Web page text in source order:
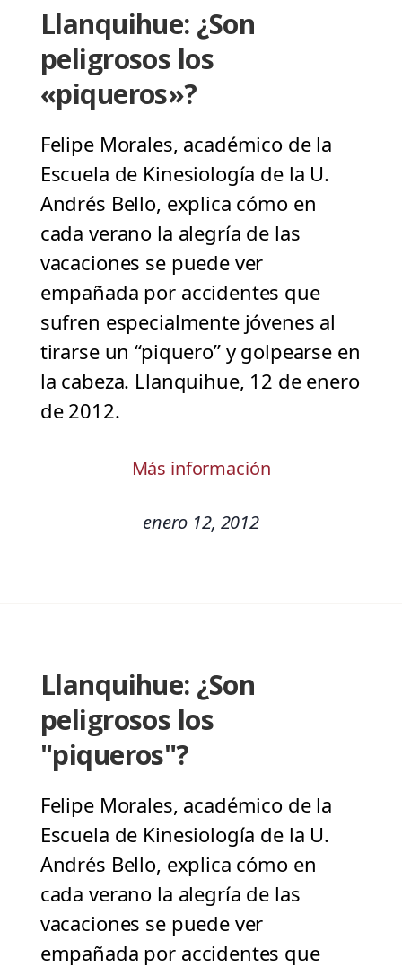
Llanquihue: ¿Son
peligrosos los
«piqueros»?
Felipe Morales, académico de la
Escuela de Kinesiología de la U.
Andrés Bello, explica cómo en
cada verano la alegría de las
vacaciones se puede ver
empañada por accidentes que
sufren especialmente jóvenes al
tirarse un “piquero” y golpearse en
la cabeza. Llanquihue, 12 de enero
de 2012.
Más información
enero 12, 2012
Llanquihue: ¿Son
peligrosos los
"piqueros"?
Felipe Morales, académico de la
Escuela de Kinesiología de la U.
Andrés Bello, explica cómo en
cada verano la alegría de las
vacaciones se puede ver
empañada por accidentes que